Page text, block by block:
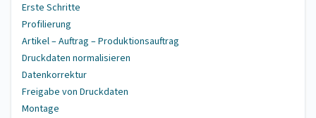
Erste Schritte
Profilierung
Artikel – Auftrag – Produktionsauftrag
Druckdaten normalisieren
Datenkorrektur
Freigabe von Druckdaten
Montage